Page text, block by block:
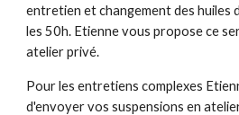
entretien et changement des huiles
les 50h. Etienne vous propose ce
atelier privé.
Pour les entretiens complexes
d'envoyer vos suspensions en